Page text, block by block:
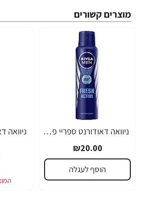
מוצרים קשורים
ניוואה דאודורנט ספריי פרש לגבר 150 מ''ל - מבית NIVEA
₪20.00
הוסף לעגלה